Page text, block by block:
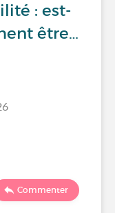
: est-
être…
Commenter